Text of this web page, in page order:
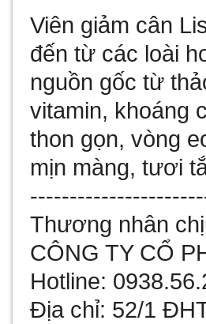
Viên giảm cân
đến từ các loài
nguồn gốc từ
vitamin, khoáng
thon gọn, vòng
mịn màng, tươi
Thương nhân
CÔNG TY CỔ
Hotline:
Địa chỉ: 52/1